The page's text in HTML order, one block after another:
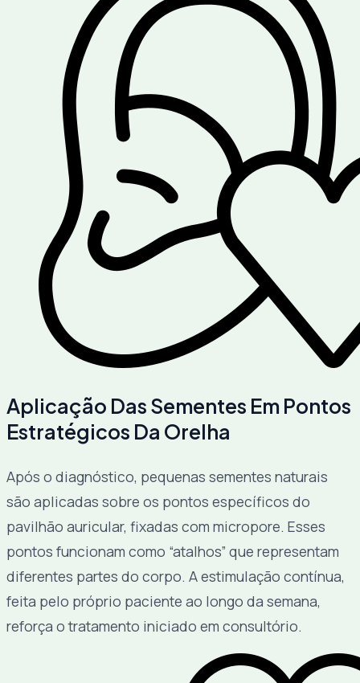
Aplicação Das Sementes Em Pontos
Estratégicos Da Orelha
Após o diagnóstico, pequenas sementes naturais
são aplicadas sobre os pontos específicos do
pavilhão auricular, fixadas com micropore. Esses
pontos funcionam como “atalhos” que representam
diferentes partes do corpo. A estimulação contínua,
feita pelo próprio paciente ao longo da semana,
reforça o tratamento iniciado em consultório.